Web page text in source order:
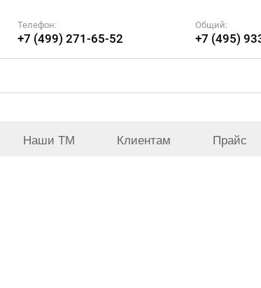
Телефон:
+7 (499) 271-65-52
Общий:
+7 (495)
Наши ТМ Клиентам Прайс